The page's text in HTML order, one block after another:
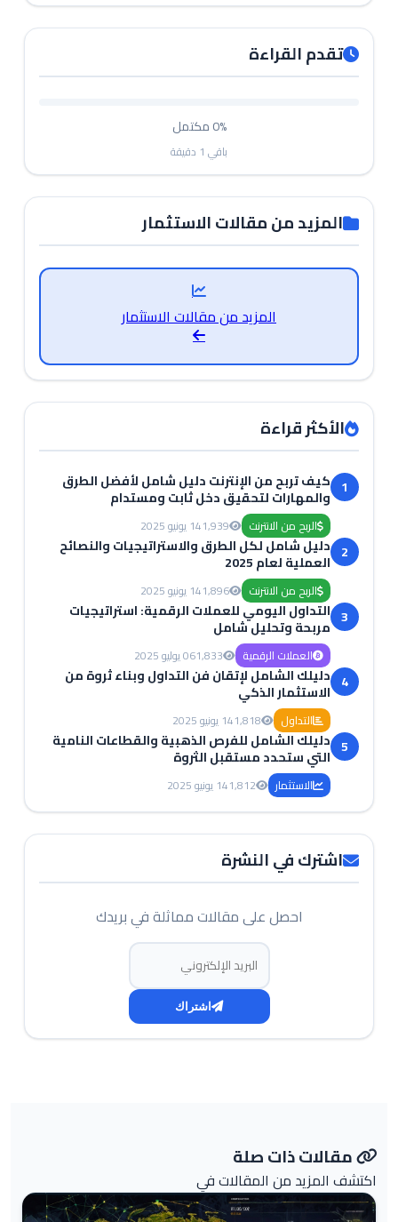
تقدم القراءة
0%مكتمل
باقي 1 دقيقة
المزيد من مقالات الاستثمار
المزيد من مقالات الاستثمار
الأكثر قراءة
1 كيف تربح من الإنترنت دليل شامل لأفضل الطرق
والمهارات لتحقيق دخل ثابت ومستدام
الربح من الانترنت 1,93914 يونيو 2025
2 دليل شامل لكل الطرق والاستراتيجيات والنصائح
العملية لعام 2025
الربح من الانترنت 1,89614 يونيو 2025
3 التداول اليومي للعملات الرقمية: استراتيجيات
مربحة وتحليل شامل
العملات الرقمية 1,83306 يوليو 2025
4 دليلك الشامل لإتقان فن التداول وبناء ثروة من
الاستثمار الذكي
التداول 1,81814 يونيو 2025
5 دليلك الشامل للفرص الذهبية والقطاعات النامية
التي ستحدد مستقبل الثروة
الاستثمار 1,81214 يونيو 2025
اشترك في النشرة
احصل على مقالات مماثلة في بريدك
البريد الإلكتروني
اشتراك
مقالات ذات صلة
اكتشف المزيد من المقالات في